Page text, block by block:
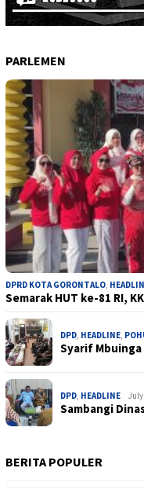
PARLEMEN
DPRD KOTA GORONTALO,
Semarak HUT ke-81 RI,
DPD, HEADLINE,
Syarif
DPD, HEADLINE July
Sambangi
BERITA POPULER